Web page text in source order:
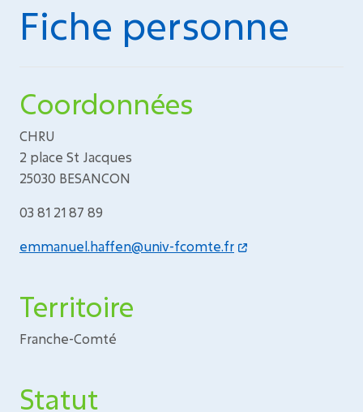
Fiche personne
Coordonnées
CHRU
2 place St Jacques
25030 BESANCON
03 81 21 87 89
emmanuel.haffen@univ-fcomte.fr
Territoire
Franche-Comté
Statut